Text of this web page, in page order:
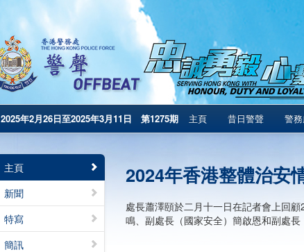
2025年2月26日至2025年3月11日 第1275期 主頁 昔日警聲 警
主頁
新聞
特寫
簡訊
2024年香港整體治安
處長蕭澤頤於二月十一日在記者會上回
鳴、副處長（國家安全）簡啟恩和副處長